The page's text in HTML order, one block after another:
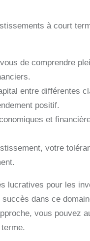
à court
de comprendre
entre différentes
positif.
et
votre
lucratives pour les
dans ce
vous pouvez